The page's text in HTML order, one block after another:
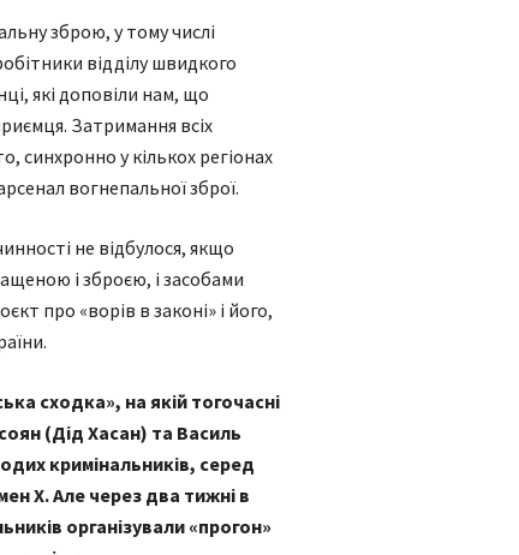
зброю, у тому числі
відділу швидкого
які доповіли нам, що
Затримання всіх
синхронно у кількох регіонах
вогнепальної зброї.
не відбулося, якщо
і зброєю, і засобами
про «ворів в законі» і його,
сходка», на якій тогочасні
(Дід Хасан) та Василь
кримінальників, серед
Х. Але через два тижні в
організували «прогон»